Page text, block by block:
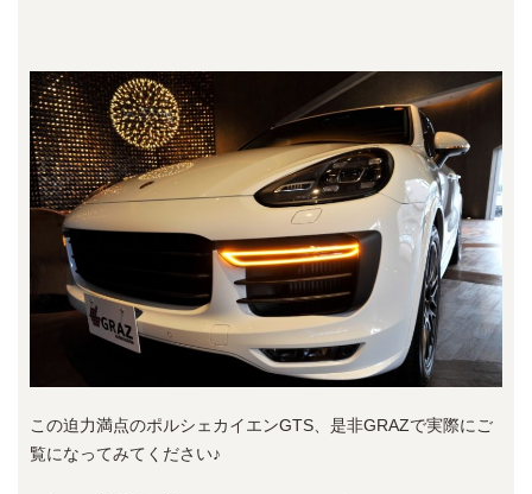
この迫力満点のポルシェカイエンGTS、是非GRAZで実際にご
覧になってみてください♪